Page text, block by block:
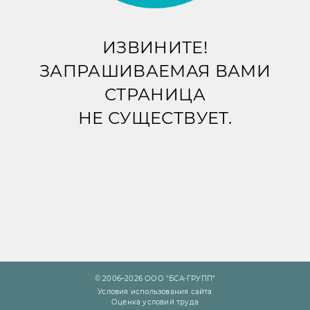
ИЗВИНИТЕ!
ЗАПРАШИВАЕМАЯ ВАМИ
СТРАНИЦА
НЕ СУЩЕСТВУЕТ.
© 2006–2026 ООО "БСА-ГРУПП"
Условия использования сайта
Оценка условий труда